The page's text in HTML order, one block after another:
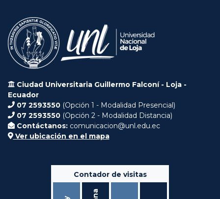
Ciudad Universitaria Guillermo Falconí - Loja -
Ecuador
07 2593550 (Opción 1 - Modalidad Presencial)
07 2593550 (Opción 2 - Modalidad Distancia)
Contáctanos: comunicacion@unl.edu.ec
Ver ubicación en el mapa
Contador de visitas